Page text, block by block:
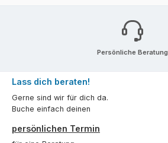
Persönliche Beratung
Lass dich beraten!
Gerne sind wir für dich da.
Buche einfach deinen
persönlichen Termin